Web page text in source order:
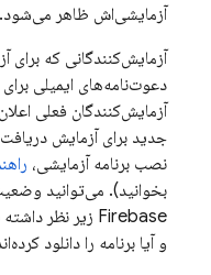
آزمایشی‌اش ظاهر می‌شود.
آزمایش‌کنندگانی که برای
دعوت‌نامه‌های ایمیلی
آزمایش‌کنندگان فعلی
جدید برای آزمایش
نصب برنامه آزمایشی،
بخوانید). می‌توانید
Firebase زیر نظر داشته
و آیا برنامه را دانلود